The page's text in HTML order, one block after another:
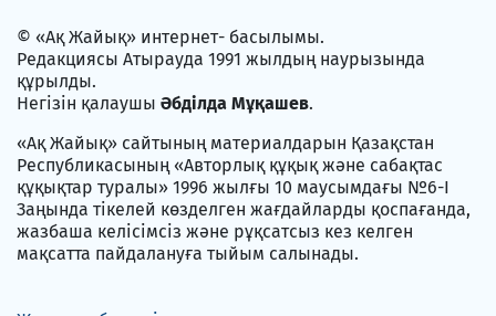
© «Ақ Жайық» интернет- басылымы.
Редакциясы Атырауда 1991 жылдың наурызында
құрылды.
Негізін қалаушы Әбділда Мұқашев.
«Ақ Жайық» сайтының материалдарын Қазақстан
Республикасының «Авторлық құқық және сабақтас
құқықтар туралы» 1996 жылғы 10 маусымдағы №6-I
Заңында тікелей көзделген жағдайларды қоспағанда,
жазбаша келісімсіз және рұқсатсыз кез келген
мақсатта пайдалануға тыйым салынады.